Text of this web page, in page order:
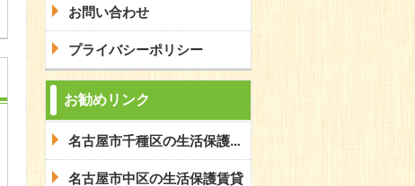
お問い合わせ
プライバシーポリシー
お勧めリンク
名古屋市千種区の生活保護賃貸
名古屋市中区の生活保護賃貸